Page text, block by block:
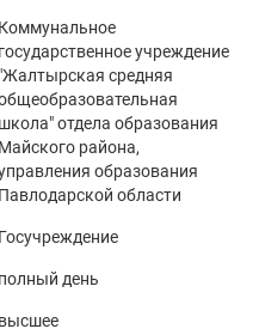
Коммунальное
государственное учреждение
"Жалтырская средняя
школа" отдела образования
Майского района,
образования
Павлодарской области
Госучреждение
полный день
высшее